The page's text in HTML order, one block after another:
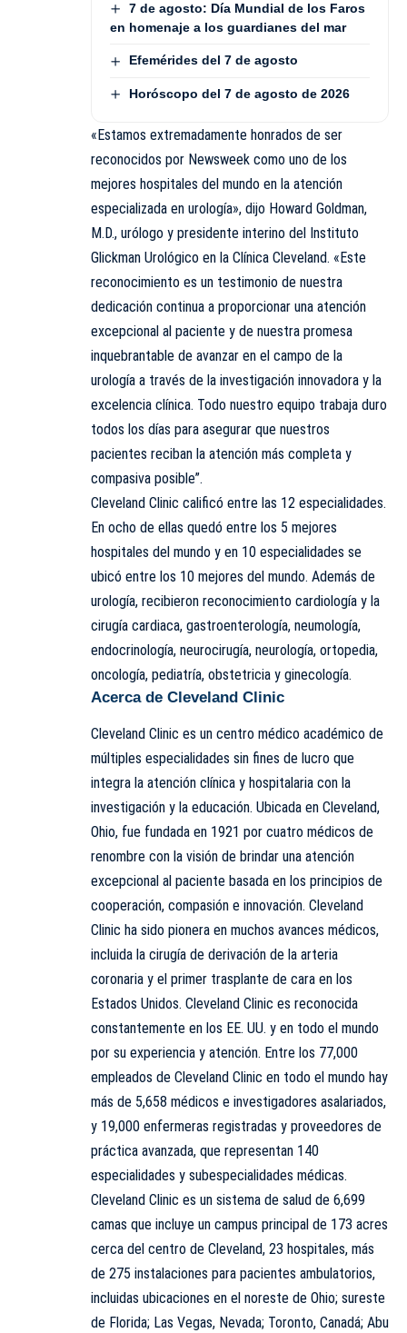
7 de agosto: Día Mundial de los Faros
en homenaje a los guardianes del mar
Efemérides del 7 de agosto
Horóscopo del 7 de agosto de 2026
«Estamos extremadamente honrados de ser
reconocidos por Newsweek como uno de los
mejores hospitales del mundo en la atención
especializada en urología», dijo Howard Goldman,
M.D., urólogo y presidente interino del Instituto
Glickman Urológico en la Clínica Cleveland. «Este
reconocimiento es un testimonio de nuestra
dedicación continua a proporcionar una atención
excepcional al paciente y de nuestra promesa
inquebrantable de avanzar en el campo de la
urología a través de la investigación innovadora y la
excelencia clínica. Todo nuestro equipo trabaja duro
todos los días para asegurar que nuestros
pacientes reciban la atención más completa y
compasiva posible”.
Cleveland Clinic calificó entre las 12 especialidades.
En ocho de ellas quedó entre los 5 mejores
hospitales del mundo y en 10 especialidades se
ubicó entre los 10 mejores del mundo. Además de
urología, recibieron reconocimiento cardiología y la
cirugía cardiaca, gastroenterología, neumología,
endocrinología, neurocirugía, neurología, ortopedia,
oncología, pediatría, obstetricia y ginecología.
Acerca de Cleveland Clinic
Cleveland Clinic es un centro médico académico de
múltiples especialidades sin fines de lucro que
integra la atención clínica y hospitalaria con la
investigación y la educación. Ubicada en Cleveland,
Ohio, fue fundada en 1921 por cuatro médicos de
renombre con la visión de brindar una atención
excepcional al paciente basada en los principios de
cooperación, compasión e innovación. Cleveland
Clinic ha sido pionera en muchos avances médicos,
incluida la cirugía de derivación de la arteria
coronaria y el primer trasplante de cara en los
Estados Unidos. Cleveland Clinic es reconocida
constantemente en los EE. UU. y en todo el mundo
por su experiencia y atención. Entre los 77,000
empleados de Cleveland Clinic en todo el mundo hay
más de 5,658 médicos e investigadores asalariados,
y 19,000 enfermeras registradas y proveedores de
práctica avanzada, que representan 140
especialidades y subespecialidades médicas.
Cleveland Clinic es un sistema de salud de 6,699
camas que incluye un campus principal de 173 acres
cerca del centro de Cleveland, 23 hospitales, más
de 275 instalaciones para pacientes ambulatorios,
incluidas ubicaciones en el noreste de Ohio; sureste
de Florida; Las Vegas, Nevada; Toronto, Canadá; Abu